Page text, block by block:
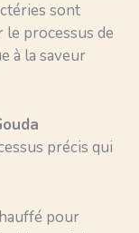
sont
le processus de
à la saveur
précis qui
pour